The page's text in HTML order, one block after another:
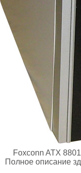
Foxconn ATX
Полное описание